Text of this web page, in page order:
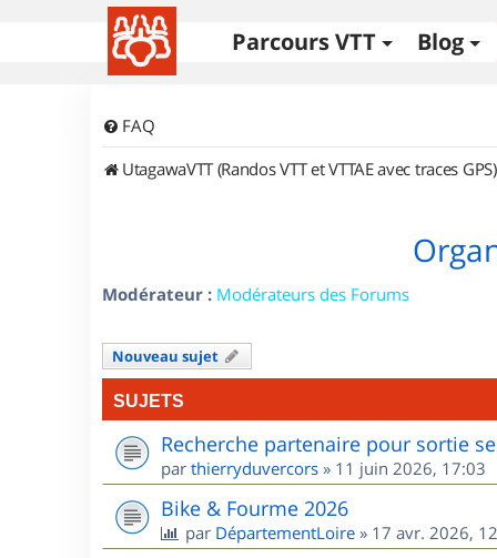
Parcours VTT Blog
FAQ
UtagawaVTT (Randos VTT et VTTAE avec traces GPS)
Modérateur : Modérateurs des Forums
Nouveau sujet
SUJETS
Recherche partenaire pour sortie
par thierryduvercors » 11 juin 2026, 17:03
Bike & Fourme 2026
par DépartementLoire » 17 avr. 2026,